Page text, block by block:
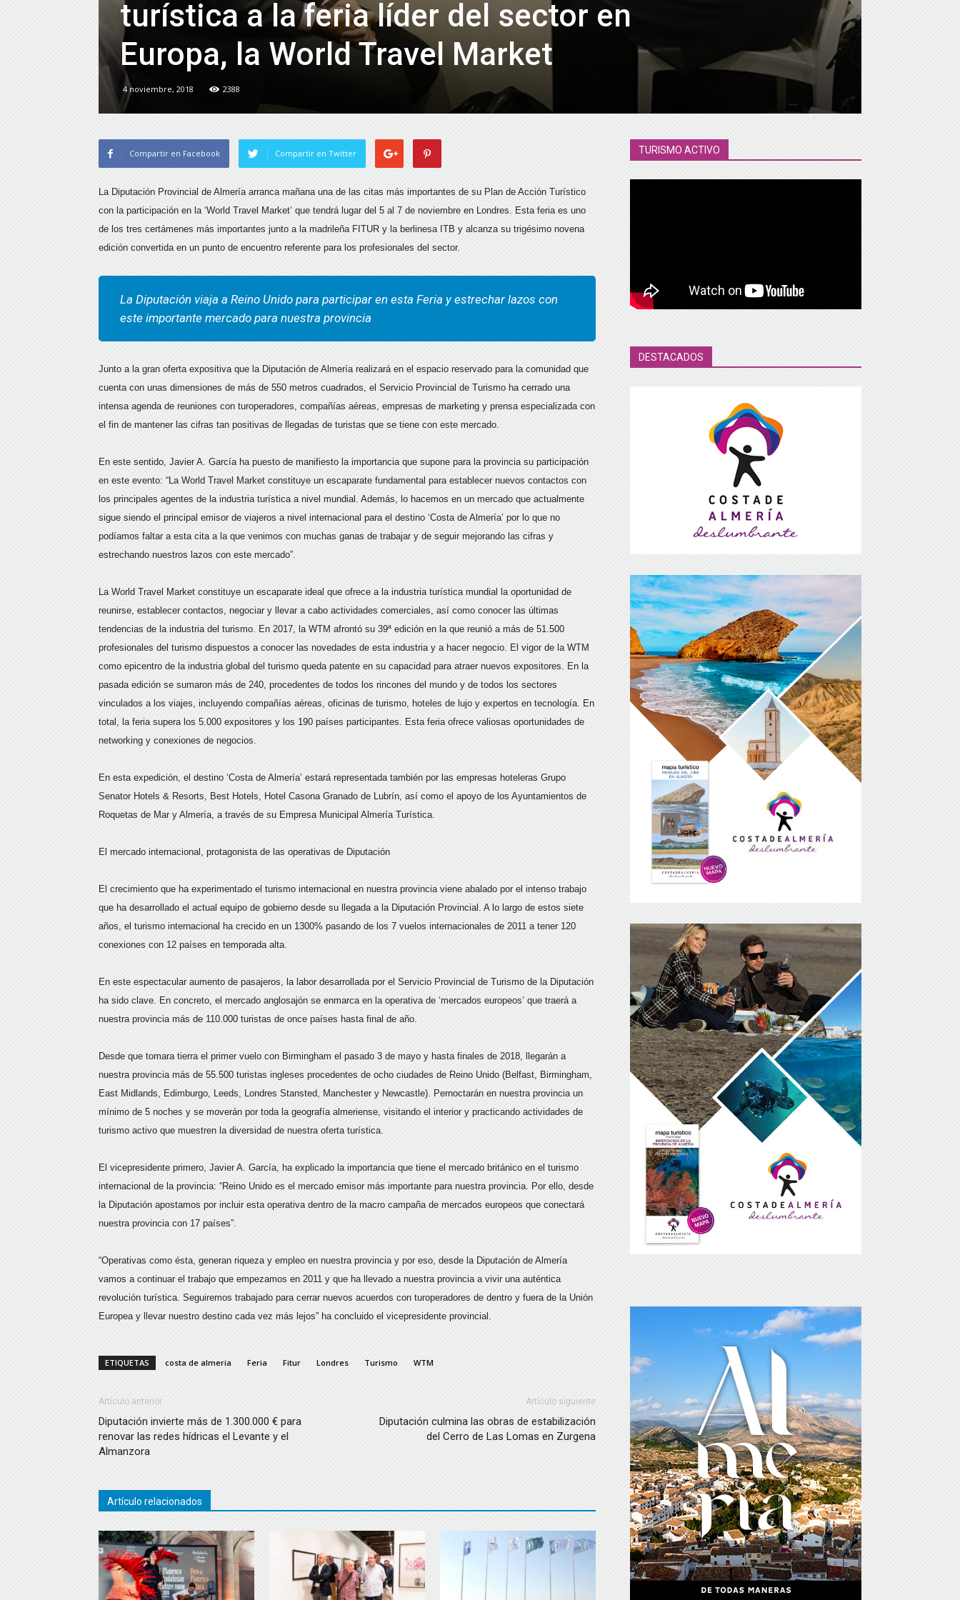
turística a la feria líder del sector en
Europa, la World Travel Market
4 noviembre, 2018 2388
Compartir en Facebook Compartir en Twitter
La Diputación Provincial de Almería arranca mañana una de las citas más importantes de su Plan de Acción Turístico
con la participación en la ‘World Travel Market’ que tendrá lugar del 5 al 7 de noviembre en Londres. Esta feria es uno
de los tres certámenes más importantes junto a la madrileña FITUR y la berlinesa ITB y alcanza su trigésimo novena
edición convertida en un punto de encuentro referente para los profesionales del sector.
La Diputación viaja a Reino Unido para participar en esta Feria y estrechar lazos con
este importante mercado para nuestra provincia
Junto a la gran oferta expositiva que la Diputación de Almería realizará en el espacio reservado para la comunidad que
cuenta con unas dimensiones de más de 550 metros cuadrados, el Servicio Provincial de Turismo ha cerrado una
intensa agenda de reuniones con turoperadores, compañías aéreas, empresas de marketing y prensa especializada con
el fin de mantener las cifras tan positivas de llegadas de turistas que se tiene con este mercado.
En este sentido, Javier A. García ha puesto de manifiesto la importancia que supone para la provincia su participación
en este evento: “La World Travel Market constituye un escaparate fundamental para establecer nuevos contactos con
los principales agentes de la industria turística a nivel mundial. Además, lo hacemos en un mercado que actualmente
sigue siendo el principal emisor de viajeros a nivel internacional para el destino ‘Costa de Almería’ por lo que no
podíamos faltar a esta cita a la que venimos con muchas ganas de trabajar y de seguir mejorando las cifras y
estrechando nuestros lazos con este mercado”.
La World Travel Market constituye un escaparate ideal que ofrece a la industria turística mundial la oportunidad de
reunirse, establecer contactos, negociar y llevar a cabo actividades comerciales, así como conocer las últimas
tendencias de la industria del turismo. En 2017, la WTM afrontó su 39ª edición en la que reunió a más de 51.500
profesionales del turismo dispuestos a conocer las novedades de esta industria y a hacer negocio. El vigor de la WTM
como epicentro de la industria global del turismo queda patente en su capacidad para atraer nuevos expositores. En la
pasada edición se sumaron más de 240, procedentes de todos los rincones del mundo y de todos los sectores
vinculados a los viajes, incluyendo compañías aéreas, oficinas de turismo, hoteles de lujo y expertos en tecnología. En
total, la feria supera los 5.000 expositores y los 190 países participantes. Esta feria ofrece valiosas oportunidades de
networking y conexiones de negocios.
En esta expedición, el destino ‘Costa de Almería’ estará representada también por las empresas hoteleras Grupo
Senator Hotels & Resorts, Best Hotels, Hotel Casona Granado de Lubrín, así como el apoyo de los Ayuntamientos de
Roquetas de Mar y Almería, a través de su Empresa Municipal Almería Turística.
El mercado internacional, protagonista de las operativas de Diputación
El crecimiento que ha experimentado el turismo internacional en nuestra provincia viene abalado por el intenso trabajo
que ha desarrollado el actual equipo de gobierno desde su llegada a la Diputación Provincial. A lo largo de estos siete
años, el turismo internacional ha crecido en un 1300% pasando de los 7 vuelos internacionales de 2011 a tener 120
conexiones con 12 países en temporada alta.
En este espectacular aumento de pasajeros, la labor desarrollada por el Servicio Provincial de Turismo de la Diputación
ha sido clave. En concreto, el mercado anglosajón se enmarca en la operativa de ‘mercados europeos’ que traerá a
nuestra provincia más de 110.000 turistas de once países hasta final de año.
Desde que tomara tierra el primer vuelo con Birmingham el pasado 3 de mayo y hasta finales de 2018, llegarán a
nuestra provincia más de 55.500 turistas ingleses procedentes de ocho ciudades de Reino Unido (Belfast, Birmingham,
East Midlands, Edimburgo, Leeds, Londres Stansted, Manchester y Newcastle). Pernoctarán en nuestra provincia un
mínimo de 5 noches y se moverán por toda la geografía almeriense, visitando el interior y practicando actividades de
turismo activo que muestren la diversidad de nuestra oferta turística.
El vicepresidente primero, Javier A. García, ha explicado la importancia que tiene el mercado británico en el turismo
internacional de la provincia: “Reino Unido es el mercado emisor más importante para nuestra provincia. Por ello, desde
la Diputación apostamos por incluir esta operativa dentro de la macro campaña de mercados europeos que conectará
nuestra provincia con 17 países”.
“Operativas como ésta, generan riqueza y empleo en nuestra provincia y por eso, desde la Diputación de Almería
vamos a continuar el trabajo que empezamos en 2011 y que ha llevado a nuestra provincia a vivir una auténtica
revolución turística. Seguiremos trabajado para cerrar nuevos acuerdos con turoperadores de dentro y fuera de la Unión
Europea y llevar nuestro destino cada vez más lejos” ha concluido el vicepresidente provincial.
ETIQUETAS costa de almeria Feria Fitur Londres Turismo WTM
Artículo anterior
Diputación invierte más de 1.300.000 € para
renovar las redes hídricas el Levante y el
Almanzora
Artículo siguiente
Diputación culmina las obras de estabilización
del Cerro de Las Lomas en Zurgena
Artículo relacionados
TURISMO ACTIVO
DESTACADOS